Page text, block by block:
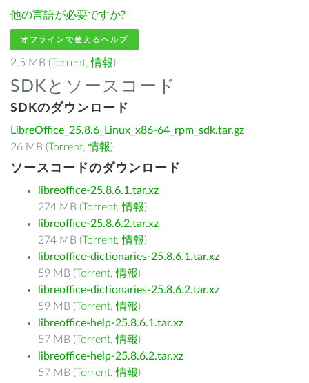
他の言語が必要ですか?
オフラインで使えるヘルプ
2.5 MB (Torrent,情報)
SDKとソースコード
SDKのダウンロード
LibreOffice_25.8.6_Linux_x86-64_rpm_sdk.tar.gz
26 MB (Torrent,情報)
ソースコードのダウンロード
libreoffice-25.8.6.1.tar.xz
274 MB (Torrent,情報)
libreoffice-25.8.6.2.tar.xz
274 MB (Torrent,情報)
libreoffice-dictionaries-25.8.6.1.tar.xz
59 MB (Torrent,情報)
libreoffice-dictionaries-25.8.6.2.tar.xz
59 MB (Torrent,情報)
libreoffice-help-25.8.6.1.tar.xz
57 MB (Torrent,情報)
libreoffice-help-25.8.6.2.tar.xz
57 MB (Torrent,情報)